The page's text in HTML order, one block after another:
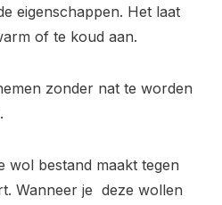
eigenschappen. Het laat
of te koud aan.
zonder nat te worden
wol bestand maakt tegen
Wanneer je deze wollen